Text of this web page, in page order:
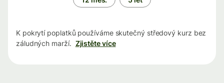
K pokrytí poplatků používáme skutečný středový kurz bez
záludných marží. Zjistěte více